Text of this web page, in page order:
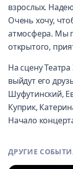
взрослых.
Очень хочу,
атмосфера. Мы
открытого,
На сцену
выйдут его
Шуфутинский,
Куприк,
Начало
ДРУГИЕ